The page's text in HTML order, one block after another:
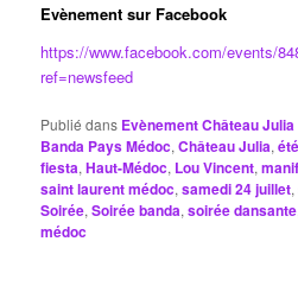
Evènement sur Facebook
https://www.facebook.com/events/
ref=newsfeed
Publié dans Evènement Château Julia
Banda Pays Médoc,Château Julia,été
fiesta,Haut-Médoc, Lou Vincent,
saint laurent médoc,samedi 24 juillet,
Soirée,Soirée banda,soirée dansante
médoc